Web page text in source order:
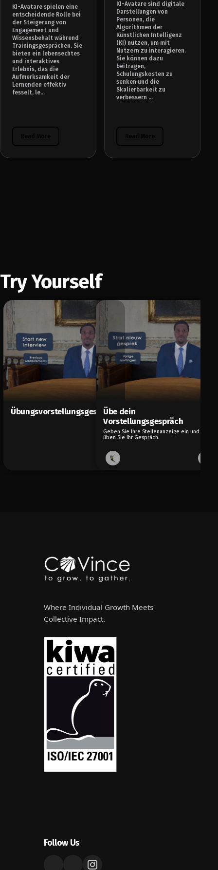
KI-Avatare spielen eine
entscheidende Rolle bei
der Steigerung von
Engagement und
Wissensbehalt während
Trainingsgesprächen. Sie
bieten ein lebensechtes
und interaktives
Erlebnis, das die
Aufmerksamkeit der
Lernenden effektiv
fesselt, le...
KI-Avatare sind digitale
Darstellungen von
Personen, die
Algorithmen der
Künstlichen Intelligenz
(KI) nutzen, um mit
Nutzern zu interagieren.
Sie können dazu
beitragen,
Schulungskosten zu
senken und die
Skalierbarkeit zu
verbessern ...
Try Yourself
ÜbungsvorstellungsgesprächÜbe dein
Vorstellungsgespräch
Geben Sie Ihre Stellenanzeige ein und
üben Sie Ihr Gespräch.
Where Individual Growth Meets
Collective Impact.
Follow Us